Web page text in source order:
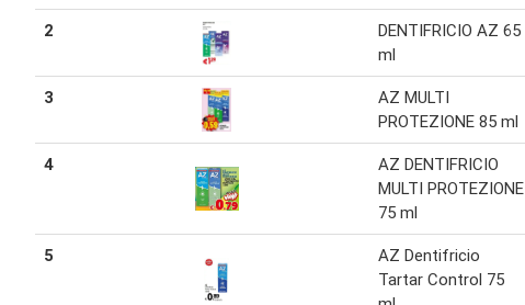
2
DENTIFRICIO AZ 65
ml
3
AZ MULTI
PROTEZIONE 85 ml
4
AZ DENTIFRICIO
MULTI PROTEZIONE
75 ml
5
AZ Dentifricio
Tartar Control 75